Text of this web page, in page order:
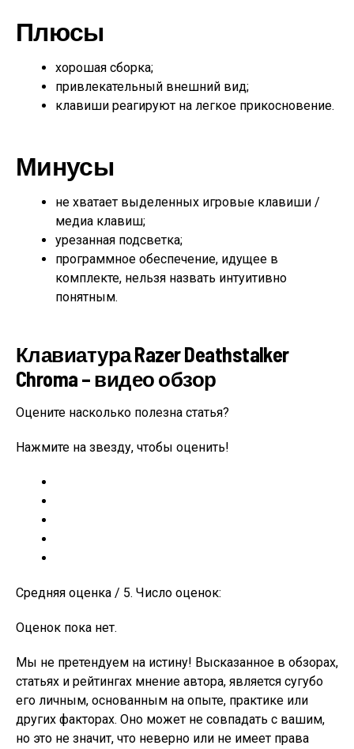
Плюсы
хорошая сборка;
привлекательный внешний вид;
клавиши реагируют на легкое прикосновение.
Минусы
не хватает выделенных игровые клавиши /
медиа клавиш;
урезанная подсветка;
программное обеспечение, идущее в
комплекте, нельзя назвать интуитивно
понятным.
Клавиатура Razer Deathstalker
Chroma – видео обзор
Оцените насколько полезна статья?
Нажмите на звезду, чтобы оценить!
Средняя оценка / 5. Число оценок:
Оценок пока нет.
Мы не претендуем на истину! Высказанное в обзорах,
статьях и рейтингах мнение автора, является сугубо
его личным, основанным на опыте, практике или
других факторах. Оно может не совпадать с вашим,
но это не значит, что неверно или не имеет права